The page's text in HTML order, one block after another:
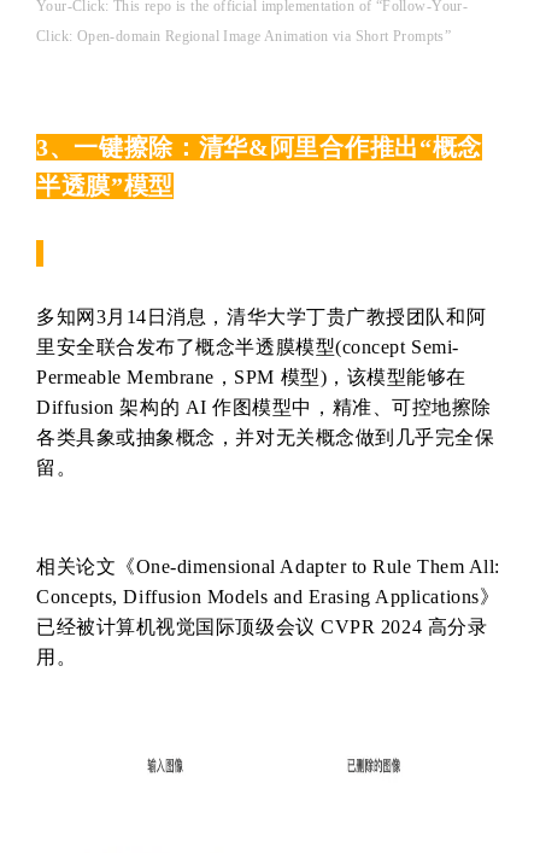
Your-Click: This repo is the official implementation of “Follow-Your-
Click: Open-domain Regional Image Animation via Short Prompts”
3、一键擦除：清华&阿里合作推出“概念
半透膜”模型
多知网3月14日消息，清华大学丁贵广教授团队和阿
里安全联合发布了概念半透膜模型(concept Semi-
Permeable Membrane，SPM 模型)，该模型能够在
Diffusion 架构的 AI 作图模型中，精准、可控地擦除
各类具象或抽象概念，并对无关概念做到几乎完全保
留。
相关论文《One-dimensional Adapter to Rule Them All:
Concepts, Diffusion Models and Erasing Applications》
已经被计算机视觉国际顶级会议 CVPR 2024 高分录
用。